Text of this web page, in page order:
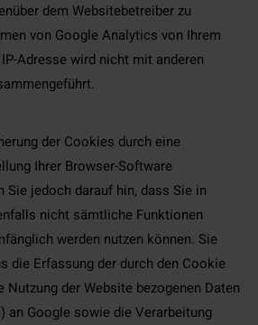
dem Websitebetreiber zu
von Google Analytics von Ihrem
Adresse wird nicht mit anderen
der Cookies durch eine
Ihrer Browser-Software
Sie jedoch darauf hin, dass Sie in
nicht sämtliche Funktionen
werden nutzen können. Sie
die Erfassung der durch den Cookie
Nutzung der Website bezogenen Daten
an Google sowie die Verarbeitung